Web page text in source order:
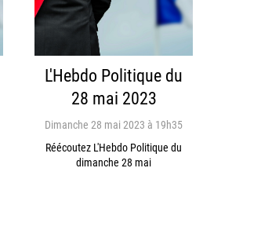
L'Hebdo Politique du
28 mai 2023
Dimanche 28 mai 2023 à 19h35
Réécoutez L'Hebdo Politique du
dimanche 28 mai